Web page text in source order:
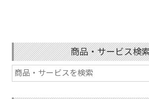
商品・サービス検